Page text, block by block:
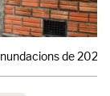
de 2024,